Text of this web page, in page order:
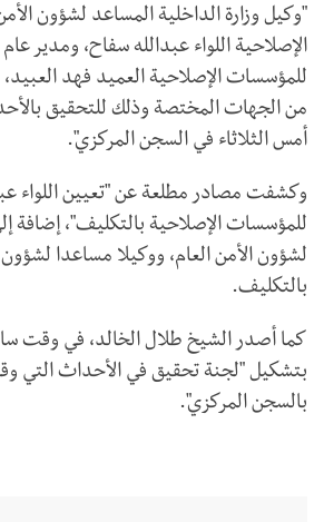
"وكيل وزارة الداخلية المساعد لشؤون
الإصلاحية اللواء عبدالله سفاح، ومدير عام
للمؤسسات الإصلاحية العميد فهد
من الجهات المختصة وذلك للتحقيق
أمس الثلاثاء في السجن المركزي".
وكشفت مصادر مطلعة عن "تعيين اللواء
للمؤسسات الإصلاحية بالتكليف"، إضافة
لشؤون الأمن العام، ووكيلا مساعدا
بالتكليف.
كما أصدر الشيخ طلال الخالد، في وقت
بتشكيل "لجنة تحقيق في الأحداث التي
بالسجن المركزي".